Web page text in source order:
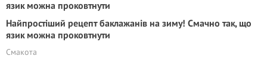
Найпростіший рецепт баклажанів на зиму! Смачно так, що
язик можна проковтнути
Смакота